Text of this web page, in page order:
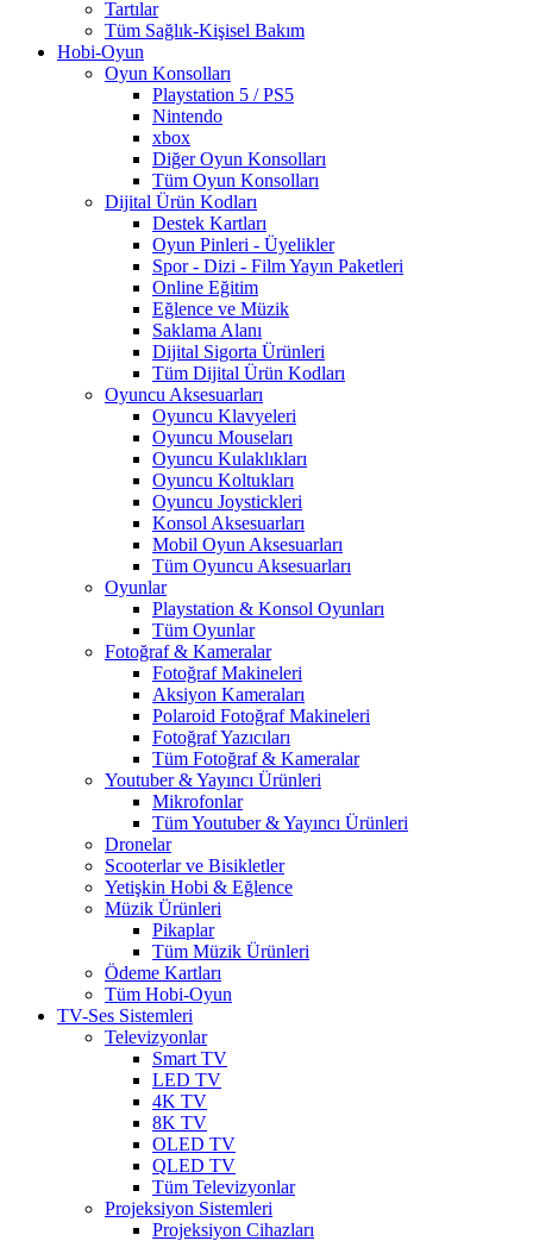
Tartılar
Tüm Sağlık-Kişisel Bakım
Hobi-Oyun
Oyun Konsolları
Playstation 5 / PS5
Nintendo
xbox
Diğer Oyun Konsolları
Tüm Oyun Konsolları
Dijital Ürün Kodları
Destek Kartları
Oyun Pinleri - Üyelikler
Spor - Dizi - Film Yayın Paketleri
Online Eğitim
Eğlence ve Müzik
Saklama Alanı
Dijital Sigorta Ürünleri
Tüm Dijital Ürün Kodları
Oyuncu Aksesuarları
Oyuncu Klavyeleri
Oyuncu Mouseları
Oyuncu Kulaklıkları
Oyuncu Koltukları
Oyuncu Joystickleri
Konsol Aksesuarları
Mobil Oyun Aksesuarları
Tüm Oyuncu Aksesuarları
Oyunlar
Playstation & Konsol Oyunları
Tüm Oyunlar
Fotoğraf & Kameralar
Fotoğraf Makineleri
Aksiyon Kameraları
Polaroid Fotoğraf Makineleri
Fotoğraf Yazıcıları
Tüm Fotoğraf & Kameralar
Youtuber & Yayıncı Ürünleri
Mikrofonlar
Tüm Youtuber & Yayıncı Ürünleri
Dronelar
Scooterlar ve Bisikletler
Yetişkin Hobi & Eğlence
Müzik Ürünleri
Pikaplar
Tüm Müzik Ürünleri
Ödeme Kartları
Tüm Hobi-Oyun
TV-Ses Sistemleri
Televizyonlar
Smart TV
LED TV
4K TV
8K TV
OLED TV
QLED TV
Tüm Televizyonlar
Projeksiyon Sistemleri
Projeksiyon Cihazları